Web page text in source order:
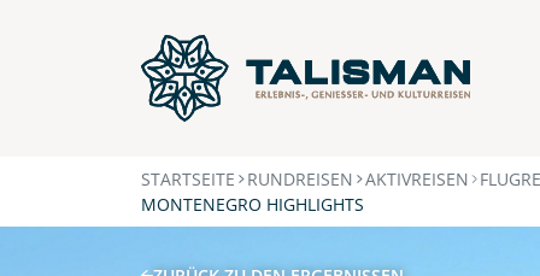
STARTSEITE RUNDREISEN AKTIVREISEN
MONTENEGRO HIGHLIGHTS